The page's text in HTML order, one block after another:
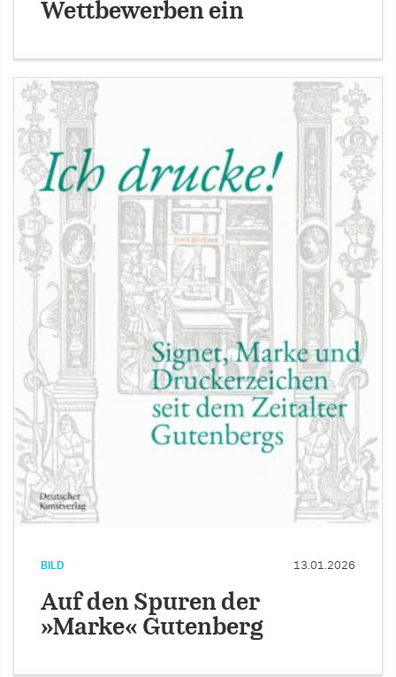
Wettbewerben ein
BILD 13.01.2026
Auf den Spuren der
»Marke« Gutenberg